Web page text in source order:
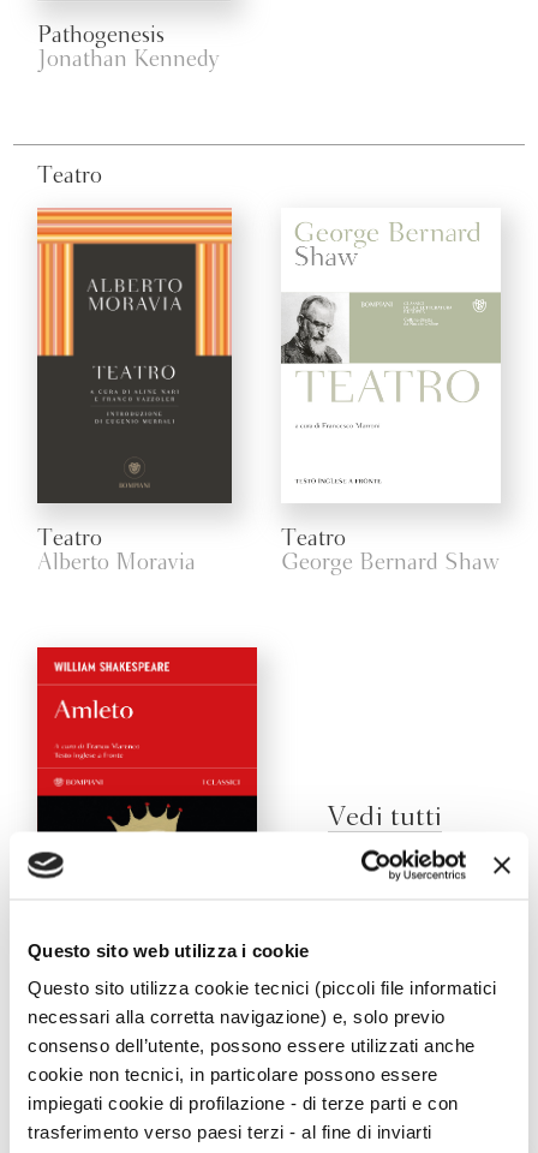
Questo sito web utilizza i cookie
Questo sito utilizza cookie tecnici (piccoli file informatici
necessari alla corretta navigazione) e, solo previo
consenso dell’utente, possono essere utilizzati anche
cookie non tecnici, in particolare possono essere
impiegati cookie di profilazione - di terze parti e con
trasferimento verso paesi terzi - al fine di inviarti
Pathogenesis
Jonathan Kennedy
Teatro
Teatro
Alberto Moravia
Teatro
George Bernard Shaw
Amleto
William Shakespeare
Vedi tutti
Viaggi